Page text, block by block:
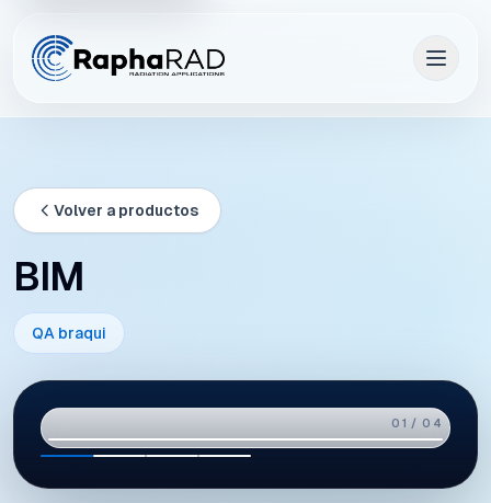
Volver a productos
BIM
QA braqui
01 / 04